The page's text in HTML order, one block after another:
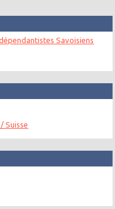
Savoisiens
Suisse